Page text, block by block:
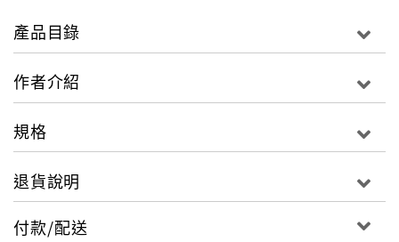
產品目錄
作者介紹
規格
退貨說明
付款/配送